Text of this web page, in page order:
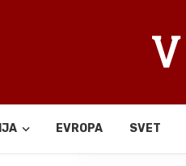
EVROPA SVET
Deli